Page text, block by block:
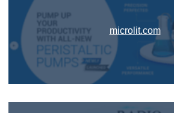
microlit.com